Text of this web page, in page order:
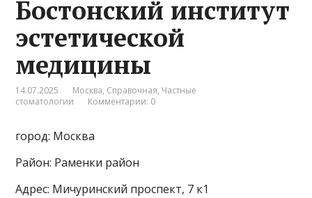
Бостонский институт
эстетической
медицины
14.07.2025 Москва, Справочная, Частные
стоматологии
Комментарии: 0
город: Москва
Район: Раменки район
Адрес: Мичуринский проспект, 7 к1